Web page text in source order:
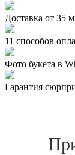
Доставка от 35
11 способов
Фото букета в
Гарантия